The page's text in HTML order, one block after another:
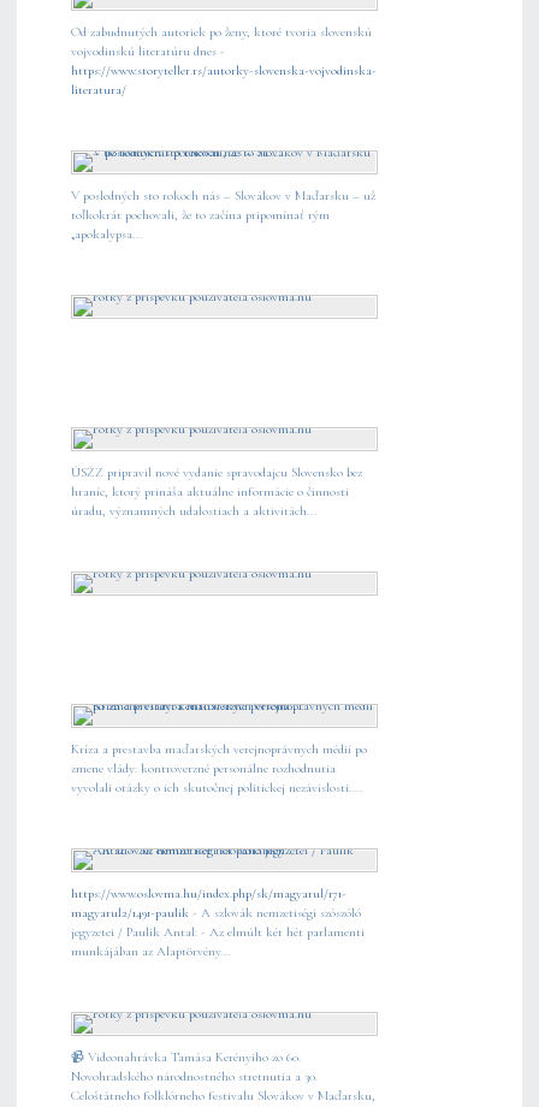
Od zabudnutých autoriek po ženy, ktoré tvoria slovenskú
vojvodinskú literatúru dnes -
https://www.storyteller.rs/autorky-slovenska-vojvodinska-
literatura/
V posledných sto rokoch nás – Slovákov v Maďarsku – už
toľkokrát pochovali, že to začína pripomínať rým
„apokalypsa...
ÚSŽZ pripravil nové vydanie spravodajcu Slovensko bez
hraníc, ktorý prináša aktuálne informácie o činnosti
úradu, významných udalostiach a aktivitách...
Kríza a prestavba maďarských verejnoprávnych médií po
zmene vlády: kontroverzné personálne rozhodnutia
vyvolali otázky o ich skutočnej politickej nezávislosti....
https://www.oslovma.hu/index.php/sk/magyarul/171-
magyarul2/1491-paulik - A szlovák nemzetiségi szószóló
jegyzetei / Paulik Antal: - Az elmúlt két hét parlamenti
munkájában az Alaptörvény...
📹 Videonahrávka Tamása Kerényiho zo 60.
Novohradského národnostného stretnutia a 30.
Celoštátneho folklórneho festivalu Slovákov v Maďarsku,